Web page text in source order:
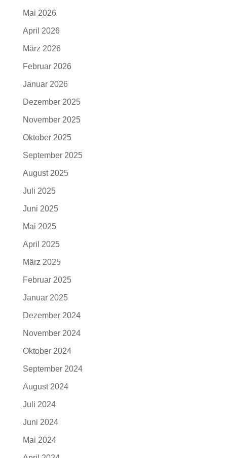
Mai 2026
April 2026
März 2026
Februar 2026
Januar 2026
Dezember 2025
November 2025
Oktober 2025
September 2025
August 2025
Juli 2025
Juni 2025
Mai 2025
April 2025
März 2025
Februar 2025
Januar 2025
Dezember 2024
November 2024
Oktober 2024
September 2024
August 2024
Juli 2024
Juni 2024
Mai 2024